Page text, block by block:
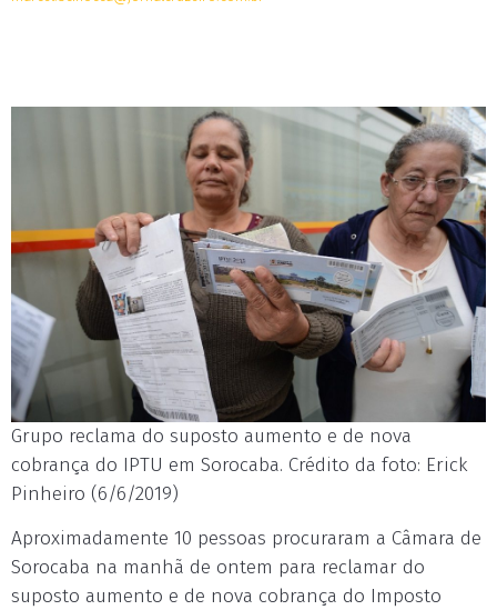
Grupo reclama do suposto aumento e de nova
cobrança do IPTU em Sorocaba. Crédito da foto: Erick
Pinheiro (6/6/2019)
Aproximadamente 10 pessoas procuraram a Câmara de
Sorocaba na manhã de ontem para reclamar do
suposto aumento e de nova cobrança do Imposto